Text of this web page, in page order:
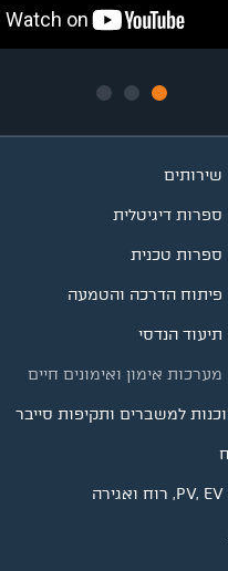
שירותים
ספרות דיגיטלית
ספרות טכנית
פיתוח הדרכה והטמעה
תיעוד הנדסי
מערכות אימון ואימונים חיים
למשברים ותקיפות סייבר